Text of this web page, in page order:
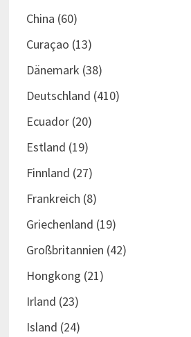
China (60)
Curaçao (13)
Dänemark (38)
Deutschland (410)
Ecuador(20)
Estland (19)
Finnland (27)
Frankreich (8)
Griechenland (19)
Großbritannien (42)
Hongkong (21)
Irland (23)
Island (24)